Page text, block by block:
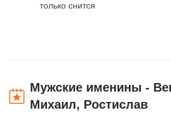
только снится
Мужские именины -
Михаил, Ростислав